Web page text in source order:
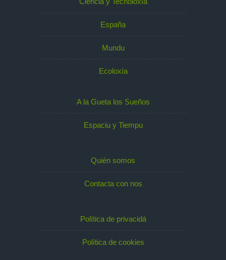
España
Mundu
Ecoloxía
A la Gueta los Sueños
Espaciu y Tiempu
Quién somos
Contacta con nos
Política de privacidá
Política de cookies